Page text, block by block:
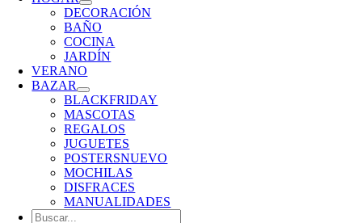
DECORACIÓN
BAÑO
COCINA
JARDÍN
VERANO
BAZAR
BLACKFRIDAY
MASCOTAS
REGALOS
JUGUETES
POSTERSNUEVO
MOCHILAS
DISFRACES
MANUALIDADES
Buscar: